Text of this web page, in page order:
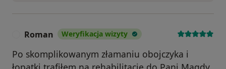
Roman Weryfikacja wizyty
Po skomplikowanym złamaniu obojczyka i